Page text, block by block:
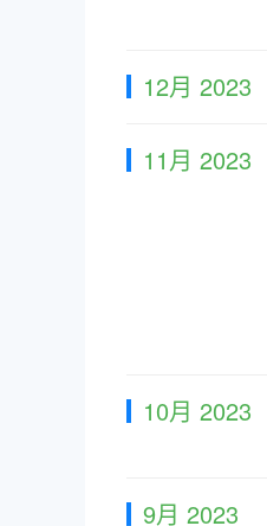
12月 2023
11月 2023
10月 2023
9月 2023